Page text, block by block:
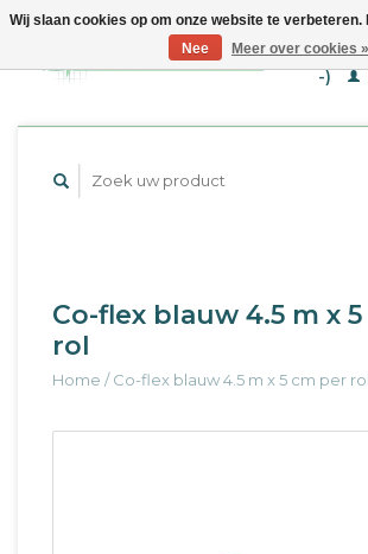
-)
Co-flex blauw 4.5 m x
rol
Home /Co-flex blauw 4.5 m x 5 cm per rol
Wij slaan cookies op om onze website te verbeteren.
Nee
Meer over cookies »